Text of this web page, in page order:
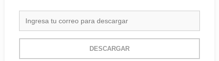
DESCARGAR